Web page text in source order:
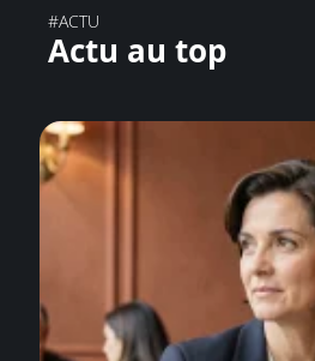
#ACTU
Actu au top